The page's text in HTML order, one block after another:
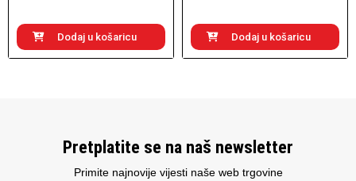
Dodaj u košaricu Dodaj u košaricu
Pretplatite se na naš newsletter
Primite najnovije vijesti naše web trgovine